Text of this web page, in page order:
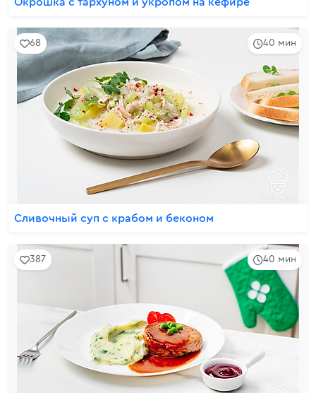
40 мин
68
Сливочный суп с крабом и беконом
40 мин
387